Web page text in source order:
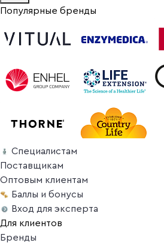
Популярные бренды
Специалистам
Поставщикам
Оптовым клиентам
Баллы и бонусы
Вход для эксперта
Для клиентов
Бренды